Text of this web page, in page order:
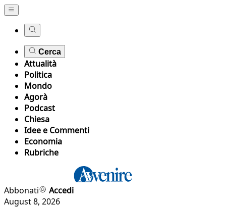
Cerca
Attualità
Politica
Mondo
Agorà
Podcast
Chiesa
Idee e Commenti
Economia
Rubriche
Abbonati
Accedi
August 8, 2026